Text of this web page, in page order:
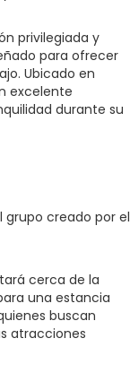
privilegiada y
para ofrecer
Ubicado en
excelente
durante su
creado por el
cerca de la
una estancia
buscan
atracciones